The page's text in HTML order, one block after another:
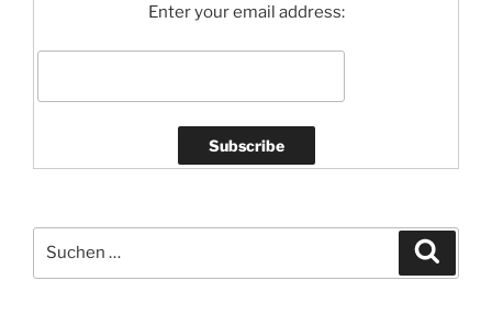
Enter your email address:
nach: